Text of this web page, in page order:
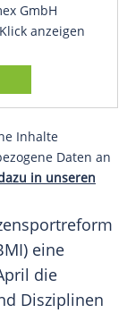
GmbH
anzeigen
Inhalte
Daten an
in unseren
) eine
die
Disziplinen